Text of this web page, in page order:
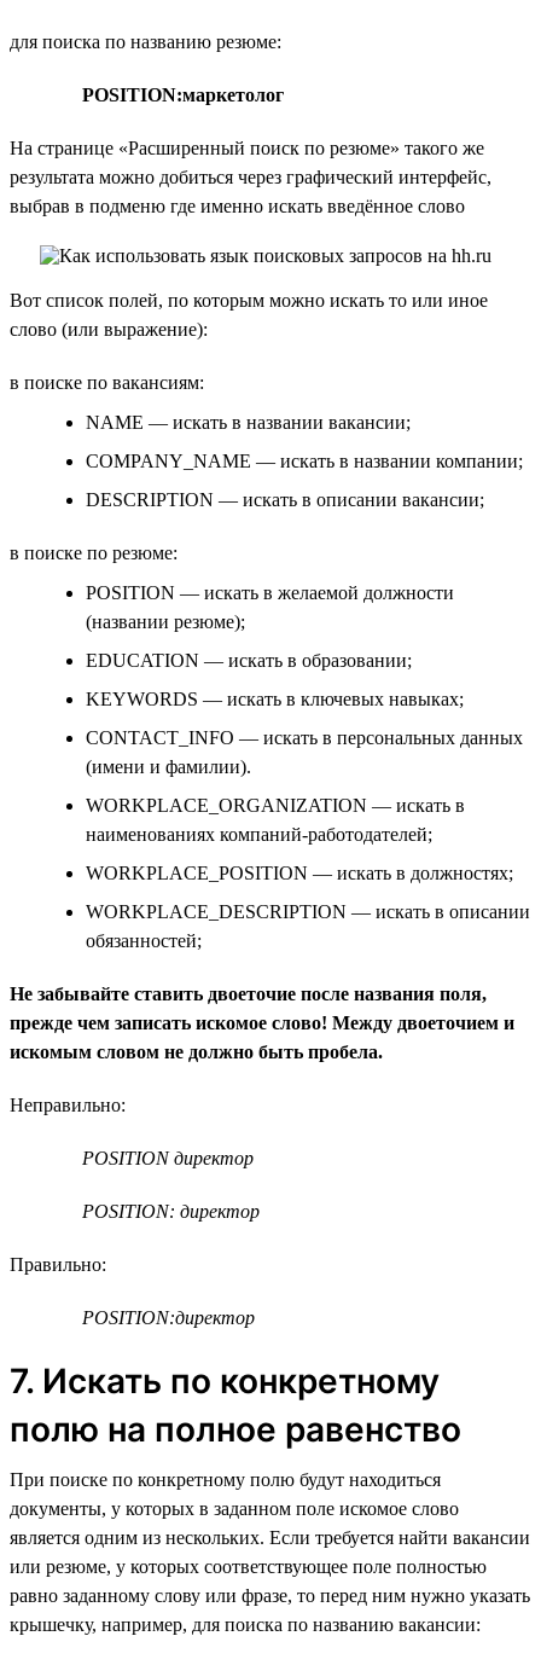
для поиска по названию резюме:
POSITION:маркетолог
На странице «Расширенный поиск по резюме» такого же
результата можно добиться через графический интерфейс,
выбрав в подменю где именно искать введённое слово
Вот список полей, по которым можно искать то или иное
слово (или выражение):
в поиске по вакансиям:
NAME — искать в названии вакансии;
COMPANY_NAME — искать в названии компании;
DESCRIPTION — искать в описании вакансии;
в поиске по резюме:
POSITION — искать в желаемой должности
(названии резюме);
EDUCATION — искать в образовании;
KEYWORDS — искать в ключевых навыках;
CONTACT_INFO — искать в персональных данных
(имени и фамилии).
WORKPLACE_ORGANIZATION — искать в
наименованиях компаний-работодателей;
WORKPLACE_POSITION — искать в должностях;
WORKPLACE_DESCRIPTION — искать в описании
обязанностей;
Не забывайте ставить двоеточие после названия поля,
прежде чем записать искомое слово! Между двоеточием и
искомым словом не должно быть пробела.
Неправильно:
POSITION директор
POSITION: директор
Правильно:
POSITION:директор
7. Искать по конкретному
полю на полное равенство
При поиске по конкретному полю будут находиться
документы, у которых в заданном поле искомое слово
является одним из нескольких. Если требуется найти вакансии
или резюме, у которых соответствующее поле полностью
равно заданному слову или фразе, то перед ним нужно указать
крышечку, например, для поиска по названию вакансии: